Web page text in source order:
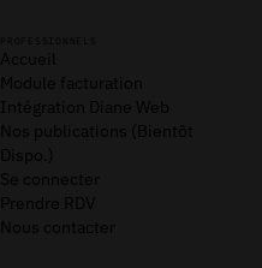
PROFESSIONNELS
Accueil
Module facturation
Intégration Diane Web
Nos publications (Bientôt
Dispo.)
Se connecter
Prendre RDV
Nous contacter